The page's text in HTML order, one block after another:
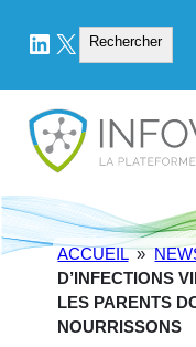
LinkedIn
X Rechercher
Rechercher
ACCUEIL »
D’INFECTIONS
LES PARENTS
NOURRISSONS